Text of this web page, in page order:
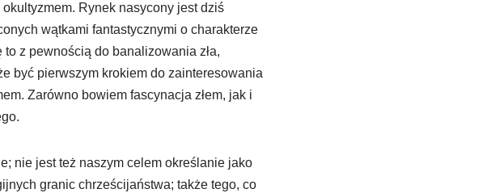
Rynek nasycony jest dziś
wątkami fantastycznymi o charakterze
z pewnością do banalizowania zła,
być pierwszym krokiem do zainteresowania
Zarówno bowiem fascynacja złem, jak i
nie jest też naszym celem określanie jako
granic chrześcijaństwa; także tego, co